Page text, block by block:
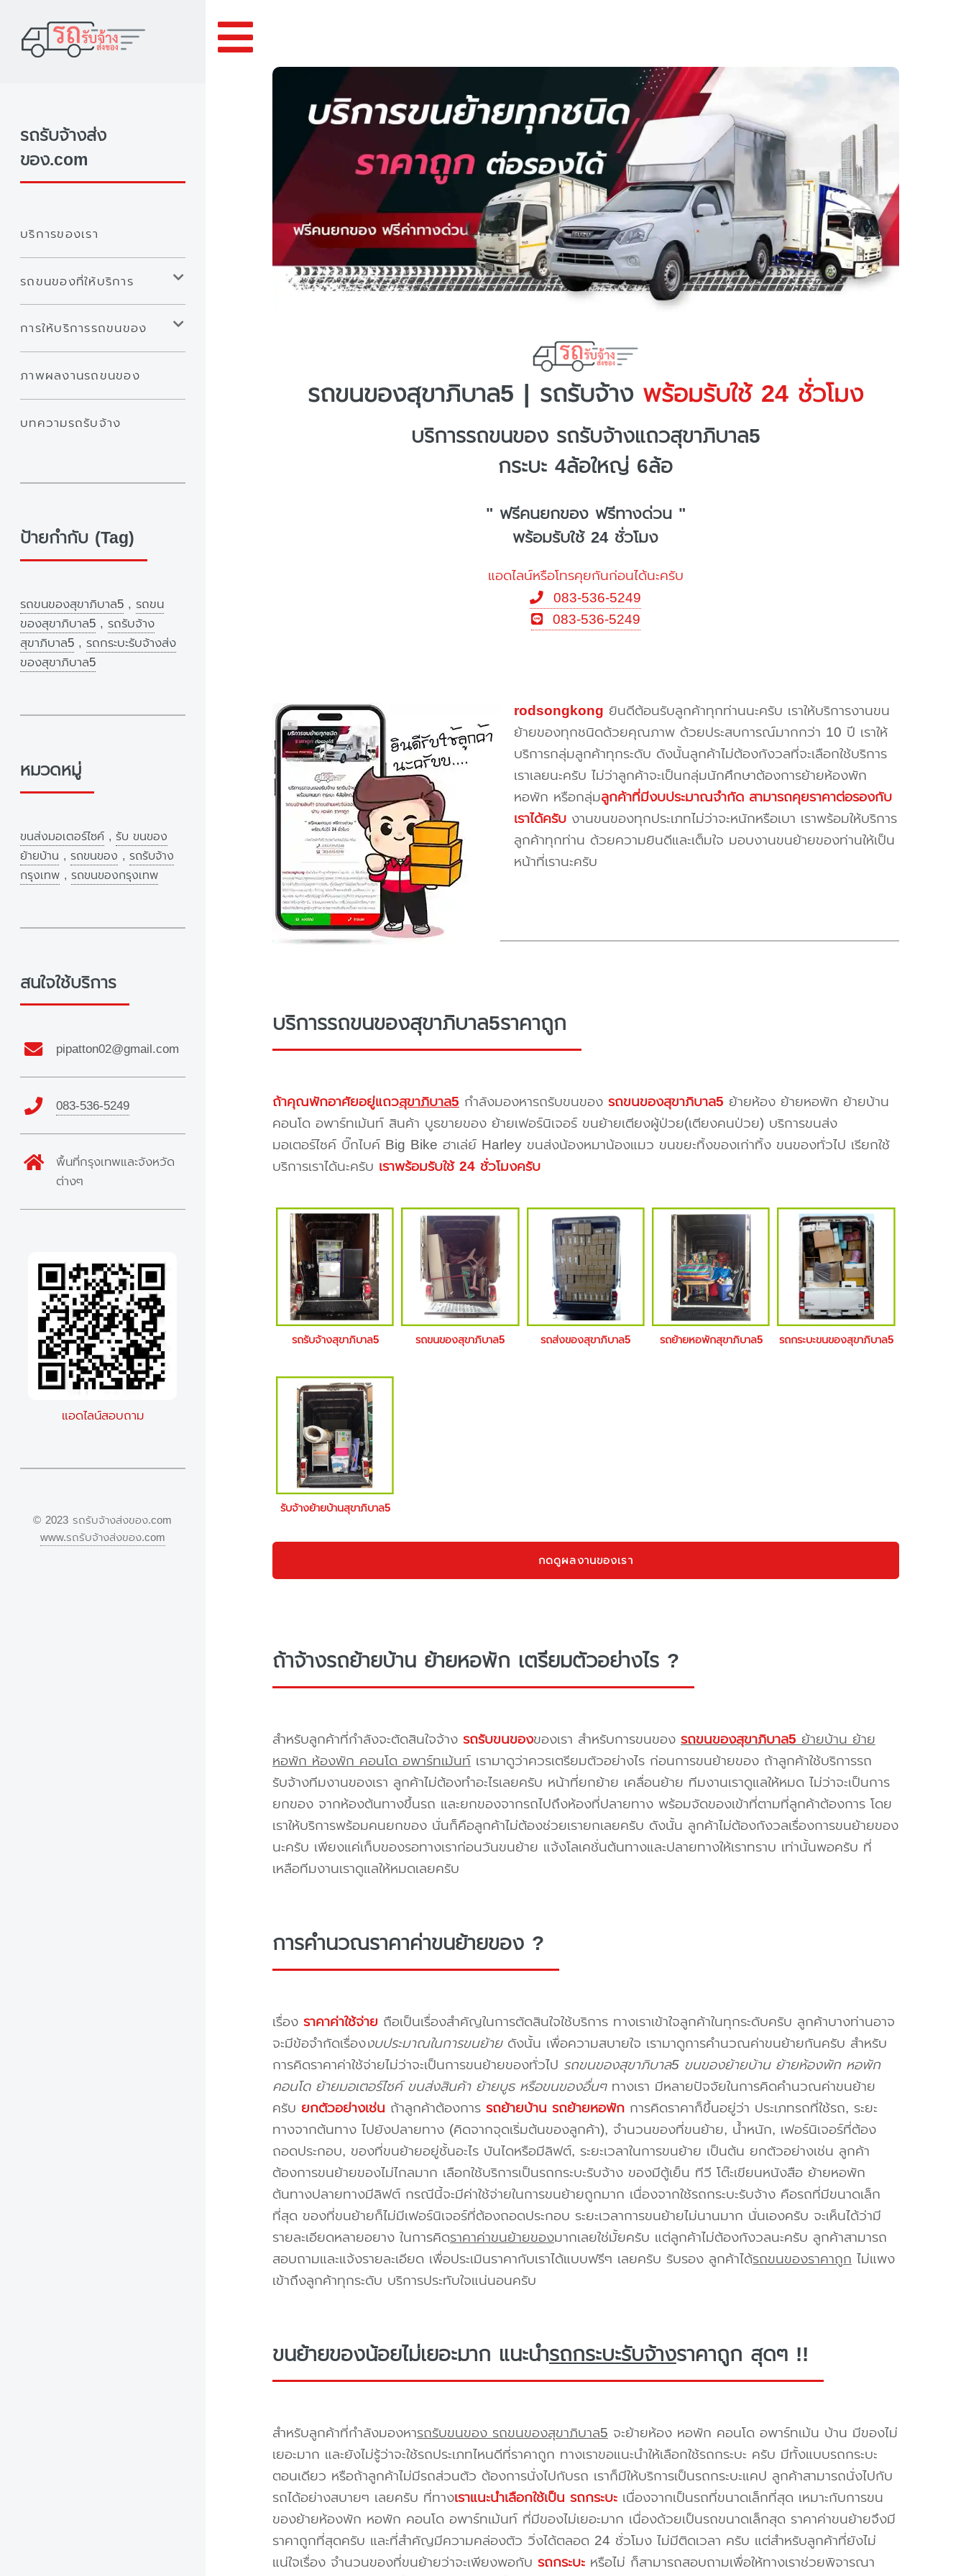
รถขนของสุขาภิบาล5 | รถรับจ้าง พร้อมรับใช้ 24 ชั่วโมง
บริการรถขนของ รถรับจ้างแถวสุขาภิบาล5
กระบะ 4ล้อใหญ่ 6ล้อ
" ฟรีคนยกของ ฟรีทางด่วน "
พร้อมรับใช้ 24 ชั่วโมง
แอดไลน์หรือโทรคุยกันก่อนได้นะครับ
083-536-5249
083-536-5249
rodsongkong ยินดีต้อนรับลูกค้าทุกท่านนะครับ เราให้บริการงานขน
ย้ายของทุกชนิดด้วยคุณภาพ ด้วยประสบการณ์มากกว่า 10 ปี เราให้
บริการกลุ่มลูกค้าทุกระดับ ดังนั้นลูกค้าไม่ต้องกังวลที่จะเลือกใช้บริการ
เราเลยนะครับ ไม่ว่าลูกค้าจะเป็นกลุ่มนักศึกษาต้องการย้ายห้องพัก
หอพัก หรือกลุ่มลูกค้าที่มีงบประมาณจำกัด สามารถคุยราคาต่อรองกับ
เราได้ครับงานขนของทุกประเภทไม่ว่าจะหนักหรือเบา เราพร้อมให้บริการ
ลูกค้าทุกท่าน ด้วยความยินดีและเต็มใจ มอบงานขนย้ายของท่านให้เป็น
หน้าที่เรานะครับ
บริการรถขนของสุขาภิบาล5ราคาถูก
ถ้าคุณพักอาศัยอยู่แถวสุขาภิบาล5กำลังมองหารถรับขนของ รถขนของสุขาภิบาล5 ย้ายห้อง ย้ายหอพัก ย้ายบ้าน
คอนโด อพาร์ทเม้นท์ สินค้า บูธขายของ ย้ายเฟอร์นิเจอร์ ขนย้ายเตียงผู้ป่วย(เตียงคนป่วย) บริการขนส่ง
มอเตอร์ไซค์ บิ๊กไบค์ Big Bike ฮาเล่ย์ Harley ขนส่งน้องหมาน้องแมว ขนขยะทิ้งของเก่าทิ้ง ขนของทั่วไป เรียกใช้
บริการเราได้นะครับ เราพร้อมรับใช้ 24 ชั่วโมงครับ
รถรับจ้างสุขาภิบาล5 รถขนของสุขาภิบาล5 รถส่งของสุขาภิบาล5 รถย้ายหอพักสุขาภิบาล5 รถกระบะขนของสุขาภิบาล5
รับจ้างย้ายบ้านสุขาภิบาล5
กดดูผลงานของเรา
ถ้าจ้างรถย้ายบ้าน ย้ายหอพัก เตรียมตัวอย่างไร ?
สำหรับลูกค้าที่กำลังจะตัดสินใจจ้าง รถรับขนของของเรา สำหรับการขนของ รถขนของสุขาภิบาล5ย้ายบ้าน ย้าย
หอพัก ห้องพัก คอนโด อพาร์ทเม้นท์เรามาดูว่าควรเตรียมตัวอย่างไร ก่อนการขนย้ายของ ถ้าลูกค้าใช้บริการรถ
รับจ้างทีมงานของเรา ลูกค้าไม่ต้องทำอะไรเลยครับ หน้าที่ยกย้าย เคลื่อนย้าย ทีมงานเราดูแลให้หมด ไม่ว่าจะเป็นการ
ยกของ จากห้องต้นทางขึ้นรถ และยกของจากรถไปถึงห้องที่ปลายทาง พร้อมจัดของเข้าที่ตามที่ลูกค้าต้องการ โดย
เราให้บริการพร้อมคนยกของ นั่นก็คือลูกค้าไม่ต้องช่วยเรายกเลยครับ ดังนั้น ลูกค้าไม่ต้องกังวลเรื่องการขนย้ายของ
นะครับ เพียงแค่เก็บของรอทางเราก่อนวันขนย้าย แจ้งโลเคชั่นต้นทางและปลายทางให้เราทราบ เท่านั้นพอครับ ที่
เหลือทีมงานเราดูแลให้หมดเลยครับ
การคำนวณราคาค่าขนย้ายของ ?
เรื่อง ราคาค่าใช้จ่าย ถือเป็นเรื่องสำคัญในการตัดสินใจใช้บริการ ทางเราเข้าใจลูกค้าในทุกระดับครับ ลูกค้าบางท่านอาจ
จะมีข้อจำกัดเรื่องงบประมาณในการขนย้ายดังนั้น เพื่อความสบายใจ เรามาดูการคำนวณค่าขนย้ายกันครับ สำหรับ
การคิดราคาค่าใช้จ่ายไม่ว่าจะเป็นการขนย้ายของทั่วไป รถขนของสุขาภิบาล5 ขนของย้ายบ้าน ย้ายห้องพัก หอพัก
คอนโด ย้ายมอเตอร์ไซค์ ขนส่งสินค้า ย้ายบูธ หรือขนของอื่นๆทางเรา มีหลายปัจจัยในการคิดคำนวณค่าขนย้าย
ครับ ยกตัวอย่างเช่น ถ้าลูกค้าต้องการ รถย้ายบ้าน รถย้ายหอพักการคิดราคาก็ขึ้นอยู่ว่า ประเภทรถที่ใช้รถ, ระยะ
ทางจากต้นทาง ไปยังปลายทาง (คิดจากจุดเริ่มต้นของลูกค้า), จำนวนของที่ขนย้าย, น้ำหนัก, เฟอร์นิเจอร์ที่ต้อง
ถอดประกอบ, ของที่ขนย้ายอยู่ชั้นอะไร บันไดหรือมีลิฟต์, ระยะเวลาในการขนย้าย เป็นต้น ยกตัวอย่างเช่น ลูกค้า
ต้องการขนย้ายของไม่ไกลมาก เลือกใช้บริการเป็นรถกระบะรับจ้าง ของมีตู้เย็น ทีวี โต๊ะเขียนหนังสือ ย้ายหอพัก
ต้นทางปลายทางมีลิฟต์ กรณีนี้จะมีค่าใช้จ่ายในการขนย้ายถูกมาก เนื่องจากใช้รถกระบะรับจ้าง คือรถที่มีขนาดเล็ก
ที่สุด ของที่ขนย้ายก็ไม่มีเฟอร์นิเจอร์ที่ต้องถอดประกอบ ระยะเวลาการขนย้ายไม่นานมาก นั่นเองครับ จะเห็นได้ว่ามี
รายละเอียดหลายอยาง ในการคิดราคาค่าขนย้ายของมากเลยใช่มั้ยครับ แต่ลูกค้าไม่ต้องกังวลนะครับ ลูกค้าสามารถ
สอบถามและแจ้งรายละเอียด เพื่อประเมินราคากับเราได้แบบฟรีๆ เลยครับ รับรอง ลูกค้าได้รถขนของราคาถูกไม่แพง
เข้าถึงลูกค้าทุกระดับ บริการประทับใจแน่นอนครับ
ขนย้ายของน้อยไม่เยอะมาก แนะนำรถกระบะรับจ้างราคาถูก สุดๆ !!
สำหรับลูกค้าที่กำลังมองหารถรับขนของ รถขนของสุขาภิบาล5จะย้ายห้อง หอพัก คอนโด อพาร์ทเม้น บ้าน มีของไม่
เยอะมาก และยังไม่รู้ว่าจะใช้รถประเภทไหนดีที่ราคาถูก ทางเราขอแนะนำให้เลือกใช้รถกระบะ ครับ มีทั้งแบบรถกระบะ
ตอนเดียว หรือถ้าลูกค้าไม่มีรถส่วนตัว ต้องการนั่งไปกับรถ เราก็มีให้บริการเป็นรถกระบะแคป ลูกค้าสามารถนั่งไปกับ
รถได้อย่างสบายๆ เลยครับ ที่ทางเราแนะนำเลือกใช้เป็น รถกระบะเนื่องจากเป็นรถที่ขนาดเล็กที่สุด เหมาะกับการขน
ของย้ายห้องพัก หอพัก คอนโด อพาร์ทเม้นท์ ที่มีของไม่เยอะมาก เนื่องด้วยเป็นรถขนาดเล็กสุด ราคาค่าขนย้ายจึงมี
ราคาถูกที่สุดครับ และที่สำคัญมีความคล่องตัว วิ่งได้ตลอด 24 ชั่วโมง ไม่มีติดเวลา ครับ แต่สำหรับลูกค้าที่ยังไม่
แน่ใจเรื่อง จำนวนของที่ขนย้ายว่าจะเพียงพอกับ รถกระบะหรือไม่ ก็สามารถสอบถามเพื่อให้ทางเราช่วยพิจารณา
รถรับจ้างส่ง
ของ.com
บริการของเรา
รถขนของที่ให้บริการ
การให้บริการรถขนของ
ภาพผลงานรถขนของ
บทความรถรับจ้าง
ป้ายกำกับ (Tag)
รถขนของสุขาภิบาล5 , รถขน
ของสุขาภิบาล5 , รถรับจ้าง
สุขาภิบาล5 , รถกระบะรับจ้างส่ง
ของสุขาภิบาล5
หมวดหมู่
ขนส่งมอเตอร์ไซค์ , รับ ขนของ
ย้ายบ้าน , รถขนของ , รถรับจ้าง
กรุงเทพ , รถขนของกรุงเทพ
สนใจใช้บริการ
pipatton02@gmail.com
083-536-5249
พื้นที่กรุงเทพและจังหวัด
ต่างๆ
แอดไลน์สอบถาม
© 2023 รถรับจ้างส่งของ.com
www.รถรับจ้างส่งของ.com